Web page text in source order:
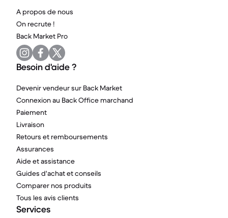
A propos de nous
On recrute !
Back Market Pro
Besoin d'aide ?
Devenir vendeur sur Back Market
Connexion au Back Office marchand
Paiement
Livraison
Retours et remboursements
Assurances
Aide et assistance
Guides d'achat et conseils
Comparer nos produits
Tous les avis clients
Services